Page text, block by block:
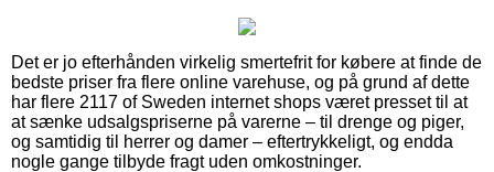
Det er jo efterhånden virkelig smertefrit for købere at finde de
bedste priser fra flere online varehuse, og på grund af dette
har flere 2117 of Sweden internet shops været presset til at
at sænke udsalgspriserne på varerne – til drenge og piger,
og samtidig til herrer og damer – eftertrykkeligt, og endda
nogle gange tilbyde fragt uden omkostninger.